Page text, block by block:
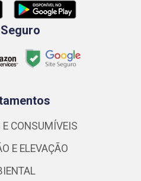
E CONSUMÍVEIS
E ELEVAÇÃO